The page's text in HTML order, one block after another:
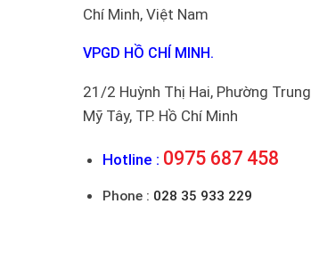
Chí Minh, Việt Nam
VPGD HỒ CHÍ MINH.
21/2 Huỳnh Thị Hai, Phường Trung
Mỹ Tây, TP. Hồ Chí Minh
Hotline : 0975 687 458
Phone : 028 35 933 229